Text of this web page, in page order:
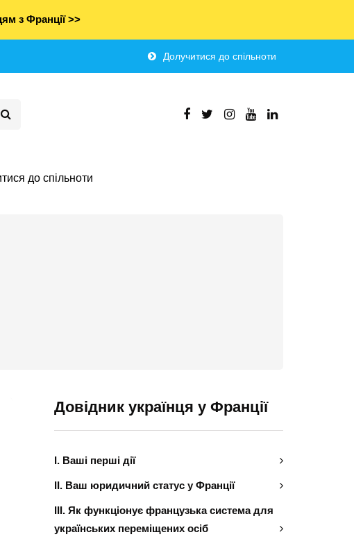
з Франції >>
Долучитися до спільноти
до спільноти
Довідник українця у Франції
І. Ваші перші дії
ІІ. Ваш юридичний статус у Франції
ІІІ. Як функціонує французька система для
українських переміщених осіб